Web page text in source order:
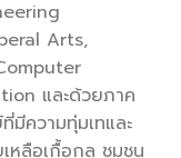
Arts,
และด้วยภาค
มีความทุ่มเทและ
หลือเกื้อกูล ชุมชน